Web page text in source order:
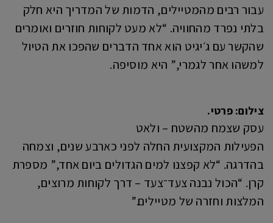
עבור רבים מהמטיילים, הדמות של המדריך היא חלק
בלתי נפרד מהחוויה. “לא מעט לקוחות חוזרים ואומרים
שהקשר עם ג׳יגיט הוא אחד הדברים שהפכו את הטיול
למשהו אחר לגמרי,” היא מוסיפה.
צילום: פרטי.
עסק שצמח מהשטח – ולאט
הפעילות המקצועית החלה לפני כארבע שנים, וצמחה
בהדרגה. “לא קפצנו למים הגדולים ביום אחד,” מספרת
קרן. “הכול נבנה צעד־צעד – דרך לקוחות מרוצים,
המלצות וחזרה של מטיילים.”